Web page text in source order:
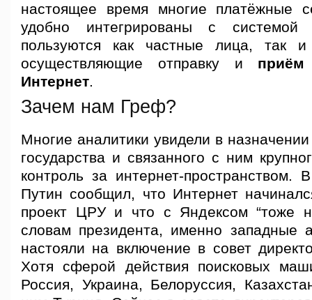
настоящее время многие платёжные
удобно интегрированы с
пользуются как частные лица, так и
осуществляющие отправку и приём
Интернет.
Зачем нам Греф?
Многие аналитики увидели в
государства и связанного с ним
контроль за интернет-пространством.
Путин сообщил, что Интернет
проект ЦРУ и что с Яндексом “тоже
словам президента, именно западные
настояли на включение в совет
Хотя сферой действия поисковых
Россия, Украина, Белоруссия,